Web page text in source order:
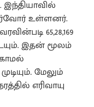
இந்தியாவில்
உள்ளனர்.
65,28,169
இதன் மூலம்
மேலும்
எரிவாயு